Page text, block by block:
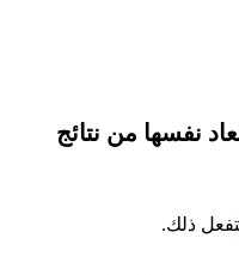
نفسها من نتائج
ذلك.